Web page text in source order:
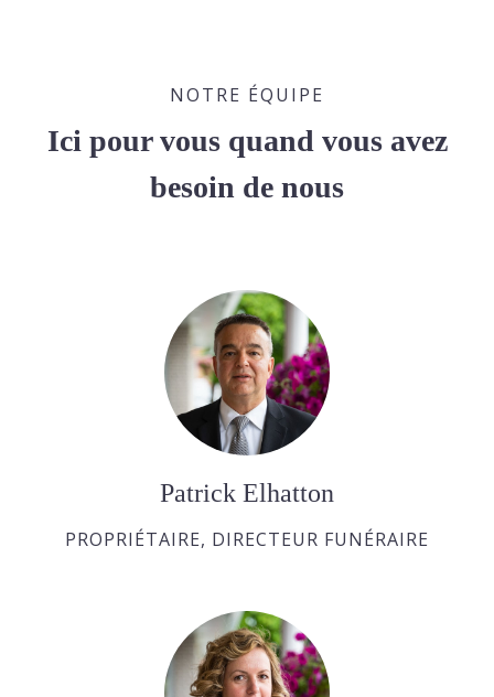
NOTRE ÉQUIPE
Ici pour vous quand vous avez
besoin de nous
Patrick Elhatton
PROPRIÉTAIRE, DIRECTEUR FUNÉRAIRE